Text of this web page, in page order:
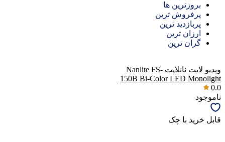
بروزترین ها
پرفروش ترین
پربازدید ترین
ارزان ترین
گران ترین
ویدیو لایت نانلایت Nanlite FS-
150B Bi-Color LED Monolight
0.0
ناموجود
قابل خرید با چک